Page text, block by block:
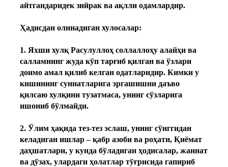
айтгандаридек зийрак ва ақлли одамлардир.
Ҳадисдан олинадиган хулосалар:
1. Яхши хулқ Расулуллоҳ соллаллоҳу алайҳи ва
салламнинг жуда кўп тарғиб қилган ва ўзлари
доимо амал қилиб келган одатларидир. Кимки у
кишининг суннатларига эргашишни даъво
қилсаю хулқини тузатмаса, унинг сўзларига
ишониб бўлмайди.
2. Ўлим ҳақида тез-тез эслаш, унинг сўнггидан
келадиган ишлар – қабр азоби ва роҳати, Қиёмат
даҳшатлари, у кунда бўладиган ҳодисалар, жаннат
ва дўзах, улардаги ҳолатлар тўғрисида гапириб